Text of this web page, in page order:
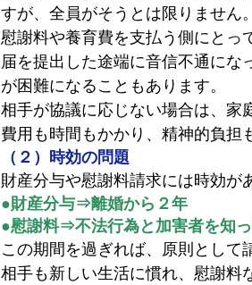
すが、全員がそうとは限りません。
慰謝料や養育費を支払う側にとっ
届を提出した途端に音信不通にな
が困難になることもあります。
相手が協議に応じない場合は、 家
費用も時間もかかり、精神的負担
（２）時効の問題
財産分与や慰謝料請求には時効が
●財産分与⇒離婚から２年
●慰謝料⇒不法行為と加害者を知
この期間を過ぎれば、原則として
相手も新しい生活に慣れ、慰謝料